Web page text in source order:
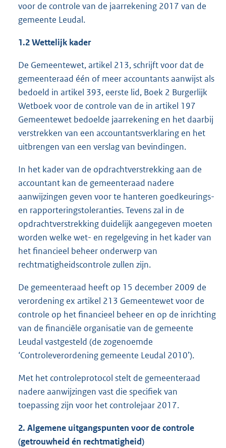
voor de controle van de jaarrekening 2017 van de
gemeente Leudal.
1.2 Wettelijk kader
De Gemeentewet, artikel 213, schrijft voor dat de
gemeenteraad één of meer accountants aanwijst als
bedoeld in artikel 393, eerste lid, Boek 2 Burgerlijk
Wetboek voor de controle van de in artikel 197
Gemeentewet bedoelde jaarrekening en het daarbij
verstrekken van een accountantsverklaring en het
uitbrengen van een verslag van bevindingen.
In het kader van de opdrachtverstrekking aan de
accountant kan de gemeenteraad nadere
aanwijzingen geven voor te hanteren goedkeurings-
en rapporteringstoleranties. Tevens zal in de
opdrachtverstrekking duidelijk aangegeven moeten
worden welke wet- en regelgeving in het kader van
het financieel beheer onderwerp van
rechtmatigheidscontrole zullen zijn.
De gemeenteraad heeft op 15 december 2009 de
verordening ex artikel 213 Gemeentewet voor de
controle op het financieel beheer en op de inrichting
van de financiële organisatie van de gemeente
Leudal vastgesteld (de zogenoemde
‘Controleverordening gemeente Leudal 2010’).
Met het controleprotocol stelt de gemeenteraad
nadere aanwijzingen vast die specifiek van
toepassing zijn voor het controlejaar 2017.
2. Algemene uitgangspunten voor de controle
(getrouwheid én rechtmatigheid)